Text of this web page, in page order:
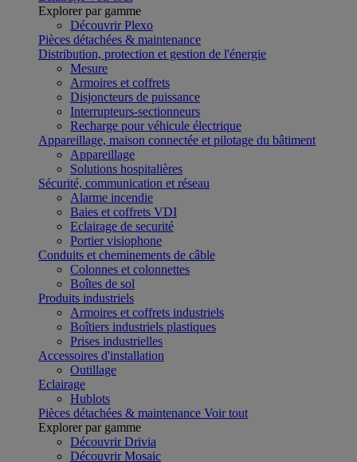
Explorer par gamme
Découvrir Plexo
Pièces détachées & maintenance
Distribution, protection et gestion de l'énergie
Mesure
Armoires et coffrets
Disjoncteurs de puissance
Interrupteurs-sectionneurs
Recharge pour véhicule électrique
Appareillage, maison connectée et pilotage du bâtiment
Appareillage
Solutions hospitalières
Sécurité, communication et réseau
Alarme incendie
Baies et coffrets VDI
Eclairage de securité
Portier visiophone
Conduits et cheminements de câble
Colonnes et colonnettes
Boîtes de sol
Produits industriels
Armoires et coffrets industriels
Boîtiers industriels plastiques
Prises industrielles
Accessoires d'installation
Outillage
Eclairage
Hublots
Pièces détachées & maintenance Voir tout
Explorer par gamme
Découvrir Drivia
Découvrir Mosaic